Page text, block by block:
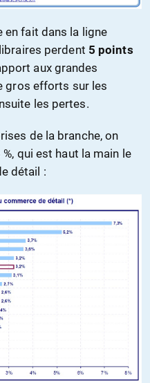
en fait dans la ligne
perdent 5 points
aux grandes
gros efforts sur les
les pertes.
de la branche, on
qui est haut la main le
détail :